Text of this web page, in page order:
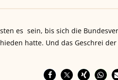
es sein, bis sich die
hatte. Und das Geschrei